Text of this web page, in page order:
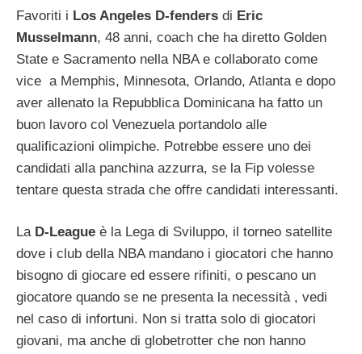
Favoriti i Los Angeles D-fenders di Eric
Musselmann, 48 anni, coach che ha diretto Golden
State e Sacramento nella NBA e collaborato come
vice a Memphis, Minnesota, Orlando, Atlanta e dopo
aver allenato la Repubblica Dominicana ha fatto un
buon lavoro col Venezuela portandolo alle
qualificazioni olimpiche. Potrebbe essere uno dei
candidati alla panchina azzurra, se la Fip volesse
tentare questa strada che offre candidati interessanti.
La D-League è la Lega di Sviluppo, il torneo satellite
dove i club della NBA mandano i giocatori che hanno
bisogno di giocare ed essere rifiniti, o pescano un
giocatore quando se ne presenta la necessità , vedi
nel caso di infortuni. Non si tratta solo di giocatori
giovani, ma anche di globetrotter che non hanno